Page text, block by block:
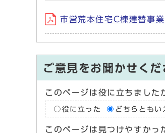
市営荒本住宅C棟建替事
ご意見をお聞かせくだ
このページは役に立ちました
役に立った どちらともい
このページは見つけやすかっ